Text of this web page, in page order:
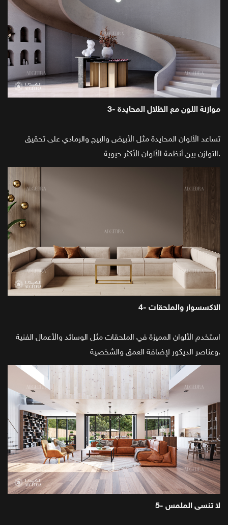
3- موازنة اللون مع الظلال المحايدة
تساعد الألوان المحايدة مثل الأبيض والبيج والرمادي على تحقيق
التوازن بين أنظمة الألوان الأكثر حيوية.
4- الاكسسوار والملحقات
استخدم الألوان المميزة في الملحقات مثل الوسائد والأعمال الفنية
وعناصر الديكور لإضافة العمق والشخصية.
5- لا تنسى الملمس